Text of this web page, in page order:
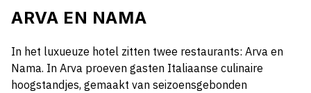
ARVA EN NAMA
In het luxueuze hotel zitten twee restaurants: Arva en
Nama. In Arva proeven gasten Italiaanse culinaire
hoogstandjes, gemaakt van seizoensgebonden